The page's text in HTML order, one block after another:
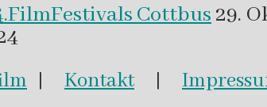
Cottbus 29.
| Kontakt|